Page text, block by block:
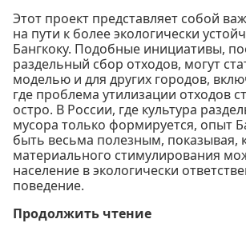
Этот проект представляет собой
на пути к более экологически
Бангкоку. Подобные инициативы,
раздельный сбор отходов, могут
моделью и для других городов,
где проблема утилизации отходов
остро. В России, где культура
мусора только формируется, опыт
быть весьма полезным,
материального стимулирования
население в экологически
поведение.
Продолжить чтение